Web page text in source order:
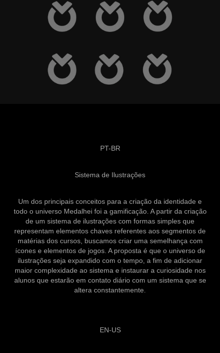
PT-BR
Sistema de Ilustrações
Um dos principais conceitos para a criação da identidade e
todo o universo Medalhei foi a gamificação. A partir da criação
de um sistema de ilustrações com formas simples que
representam elementos chaves referentes aos segmentos de
matérias dos cursos, buscamos criar uma semelhança com
ícones e elementos de jogos. A proposta é que o universo de
ilustrações seja expandido com o tempo, a fim de adicionar
maior complexidade ao sistema e instaurar a curiosidade nos
alunos que estarão em contato diário com um sistema que se
altera constantemente.
EN-US